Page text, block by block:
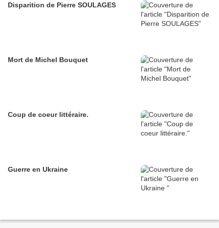
Disparition de Pierre SOULAGES
Mort de Michel Bouquet
Coup de coeur littéraire.
Guerre en Ukraine